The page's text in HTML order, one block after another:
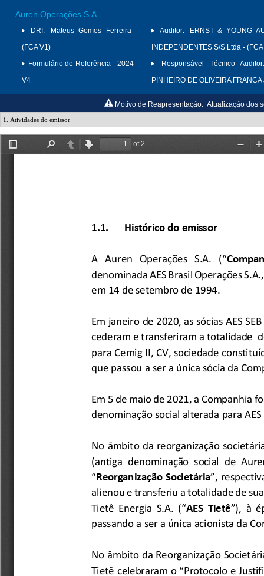
Auren Operações S.A.
DRI:
Mateus Gomes Ferreira -
(FCA V1)
Formulário de Referência - 2024 -
V4
Auditor:
ERNST & YOUNG
INDEPENDENTES S/S Ltda -
Responsável Técnico
PINHEIRO DE OLIVEIRA
Motivo de Reapresentação: Atualização dos